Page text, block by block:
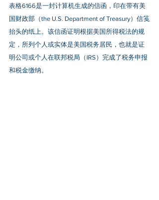
表格6166是一封计算机生成的信函，印在带有美
国财政部（the U.S. Department of Treasury）信笺
抬头的纸上。该信函证明根据美国所得税法的规
定，所列个人或实体是美国税务居民，也就是证
明公司或个人在联邦税局（IRS）完成了税务申报
和税金缴纳。